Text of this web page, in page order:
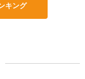
キング